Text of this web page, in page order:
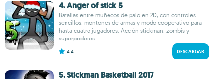
4. Anger of stick 5
Batallas entre muñecos de palo en 2D, con controles
sencillos, montones de armas y modo cooperativo para
hasta cuatro jugadores. Acción stickman, zombis y
superpoderes...
4.4 DESCARGAR
5. Stickman Basketball 2017